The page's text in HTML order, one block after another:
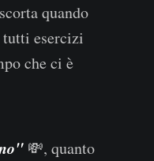
quando
tutti esercizi
che ci è
💸, quanto